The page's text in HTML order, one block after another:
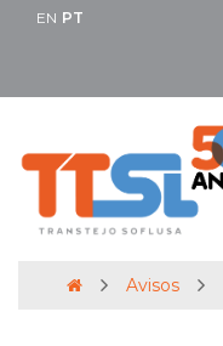
EN PT
Avisos